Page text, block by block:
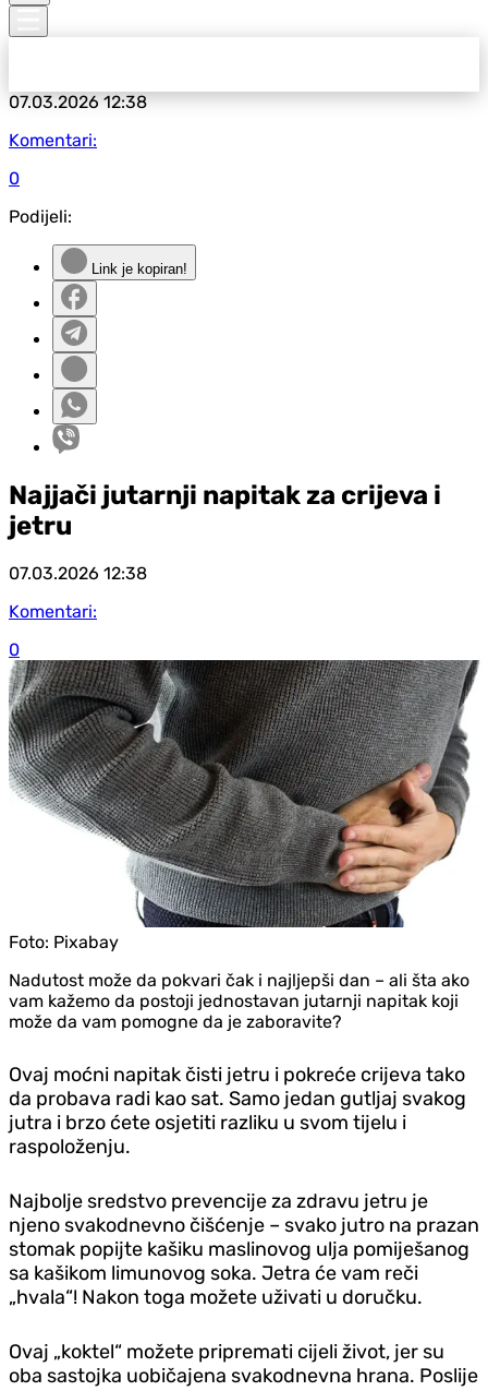
07.03.202612:38
Komentari:
0
Podijeli:
Link je kopiran!
Najjači jutarnji napitak za crijeva i
jetru
07.03.2026 12:38
Komentari:
0
Foto: Pixabay
Nadutost može da pokvari čak i najljepši dan – ali šta ako
vam kažemo da postoji jednostavan jutarnji napitak koji
može da vam pomogne da je zaboravite?
Ovaj moćni napitak čisti jetru i pokreće crijeva tako
da probava radi kao sat. Samo jedan gutljaj svakog
jutra i brzo ćete osjetiti razliku u svom tijelu i
raspoloženju.
Najbolje sredstvo prevencije za zdravu jetru je
njeno svakodnevno čišćenje – svako jutro na prazan
stomak popijte kašiku maslinovog ulja pomiješanog
sa kašikom limunovog soka. Jetra će vam reči
„hvala“! Nakon toga možete uživati u doručku.
Ovaj „koktel“ možete pripremati cijeli život, jer su
oba sastojka uobičajena svakodnevna hrana. Poslije